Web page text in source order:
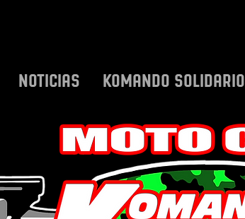
NOTICIAS KOMANDO SOLIDARIO